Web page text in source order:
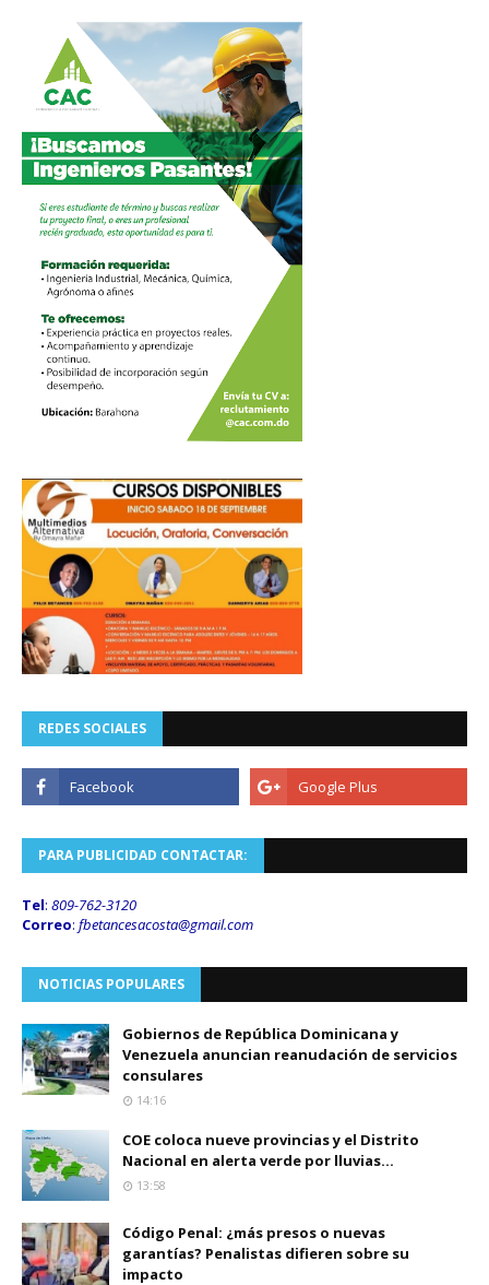
REDES SOCIALES
PARA PUBLICIDAD CONTACTAR:
Tel: 809-762-3120
Correo: fbetancesacosta@gmail.com
NOTICIAS POPULARES
Gobiernos de República Dominicana y
Venezuela anuncian reanudación de servicios
consulares
14:16
COE coloca nueve provincias y el Distrito
Nacional en alerta verde por lluvias...
13:58
Código Penal: ¿más presos o nuevas
garantías? Penalistas difieren sobre su
impacto